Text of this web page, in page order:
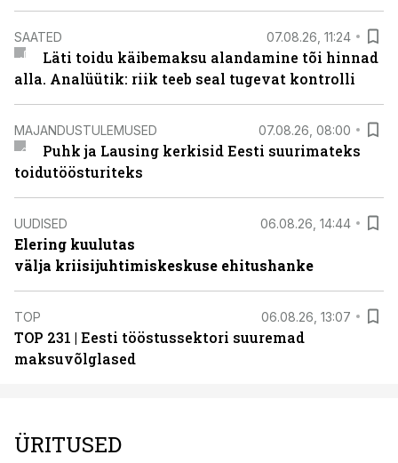
SAATED 07.08.26, 11:24
Läti toidu käibemaksu alandamine tõi hinnad
alla. Analüütik: riik teeb seal tugevat kontrolli
MAJANDUSTULEMUSED 07.08.26, 08:00
Puhk ja Lausing kerkisid Eesti suurimateks
toidutöösturiteks
UUDISED 06.08.26, 14:44
Elering kuulutas
välja kriisijuhtimiskeskuse ehitushanke
TOP 06.08.26, 13:07
TOP 231 | Eesti tööstussektori suuremad
maksuvõlglased
ÜRITUSED